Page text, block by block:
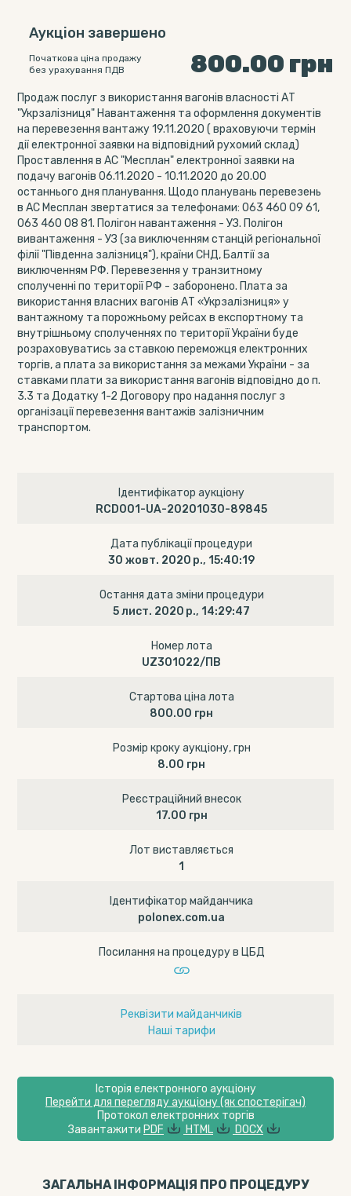
Аукціон завершено
Початкова ціна продажу
без урахування ПДВ
800.00 грн
Продаж послуг з використання вагонів власності АТ
"Укрзалізниця" Навантаження та оформлення документів
на перевезення вантажу 19.11.2020 ( враховуючи термін
дії електронної заявки на відповідний рухомий склад)
Проставлення в АС "Месплан" електронної заявки на
подачу вагонів 06.11.2020 - 10.11.2020 до 20.00
останнього дня планування. Щодо планувань перевезень
в АС Месплан звертатися за телефонами: 063 460 09 61,
063 460 08 81. Полігон навантаження - УЗ. Полігон
вивантаження - УЗ (за виключенням станцій регіональної
філії "Південна залізниця"), країни СНД, Балтії за
виключенням РФ. Перевезення у транзитному
сполученні по території РФ - заборонено. Плата за
використання власних вагонів АТ «Укрзалізниця» у
вантажному та порожньому рейсах в експортному та
внутрішньому сполученнях по території України буде
розраховуватись за ставкою переможця електронних
торгів, а плата за використання за межами України - за
ставками плати за використання вагонів відповідно до п.
3.3 та Додатку 1-2 Договору про надання послуг з
організації перевезення вантажів залізничним
транспортом.
Ідентифікатор аукціону
RCD001-UA-20201030-89845
Дата публікації процедури
30 жовт. 2020 р., 15:40:19
Остання дата зміни процедури
5 лист. 2020 р., 14:29:47
Номер лота
UZ301022/ПВ
Стартова ціна лота
800.00 грн
Розмір кроку аукціону, грн
8.00 грн
Реєстраційний внесок
17.00 грн
Лот виставляється
1
Ідентифікатор майданчика
polonex.com.ua
Посилання на процедуру в ЦБД
Реквізити майданчиків
Наші тарифи
Історія електронного аукціону
Перейти для перегляду аукціону (як спостерігач)
Протокол електронних торгів
Завантажити PDF HTML DOCX
ЗАГАЛЬНА ІНФОРМАЦІЯ ПРО ПРОЦЕДУРУ